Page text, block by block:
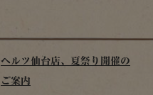
ヘルツ仙台店、夏祭り開催の
ご案内